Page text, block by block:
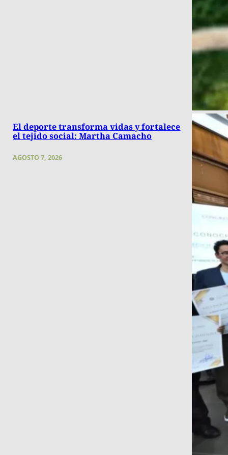
El deporte transforma vidas y fortalece
el tejido social: Martha Camacho
AGOSTO 7, 2026